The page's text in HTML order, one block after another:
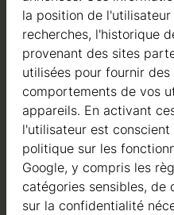
Qualité
Nous sommes actifs dans
de structures en bois
années, nous avons
fournisseurs de bois. Nous
sapin nordique à
certifiées FSC en Europe
la position de
recherches, l'historique
provenant des sites
utilisées pour fournir
comportements de vos
appareils. En activant
l'utilisateur est
politique sur les
Google, y compris les
catégories sensibles, de
sur la confidentialité